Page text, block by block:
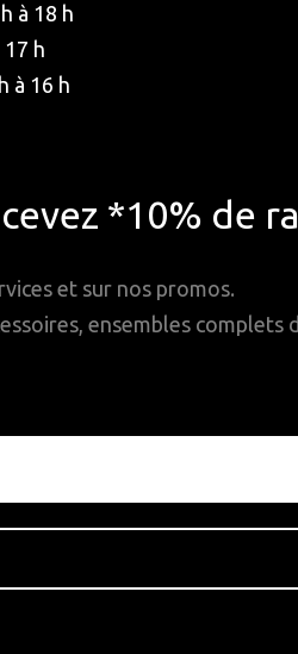
à 18 h
17 h
à 16 h
*10% de
et sur nos promos.
ensembles complets